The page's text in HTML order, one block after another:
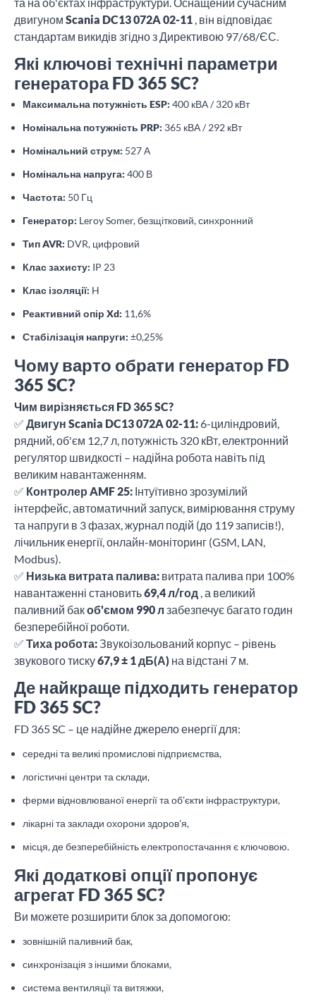
двигуном Scania DC13 072A 02-11 , він відповідає
стандартам викидів згідно з Директивою 97/68/ЄС.
Які ключові технічні параметри
генератора FD 365 SC?
Максимальна потужність ESP: 400 кВА / 320 кВт
Номінальна потужність PRP: 365 кВА / 292 кВт
Номінальний струм: 527 А
Номінальна напруга: 400 В
Частота: 50 Гц
Генератор: Leroy Somer, безщітковий, синхронний
Тип AVR: DVR, цифровий
Клас захисту: IP 23
Клас ізоляції: H
Реактивний опір Xd: 11,6%
Стабілізація напруги: ±0,25%
Чому варто обрати генератор FD
365 SC?
Чим вирізняється FD 365 SC?
✅ Двигун Scania DC13 072A 02-11: 6-циліндровий,
рядний, об'єм 12,7 л, потужність 320 кВт, електронний
регулятор швидкості – надійна робота навіть під
великим навантаженням.
✅ Контролер AMF 25: Інтуїтивно зрозумілий
інтерфейс, автоматичний запуск, вимірювання струму
та напруги в 3 фазах, журнал подій (до 119 записів!),
лічильник енергії, онлайн-моніторинг (GSM, LAN,
Modbus).
✅ Низька витрата палива: витрата палива при 100%
навантаженні становить69,4 л/год , а великий
паливний бакоб'ємом 990 л забезпечує багато годин
безперебійної роботи.
✅ Тиха робота:Звукоізольований корпус – рівень
звукового тиску67,9 ± 1 дБ(А) на відстані 7 м.
Де найкраще підходить генератор
FD 365 SC?
FD 365 SC – це надійне джерело енергії для:
середні та великі промислові підприємства,
логістичні центри та склади,
ферми відновлюваної енергії та об'єкти інфраструктури,
лікарні та заклади охорони здоров'я,
місця, де безперебійність електропостачання є ключовою.
Які додаткові опції пропонує
агрегат FD 365 SC?
Ви можете розширити блок за допомогою:
зовнішній паливний бак,
синхронізація з іншими блоками,
система вентиляції та витяжки,